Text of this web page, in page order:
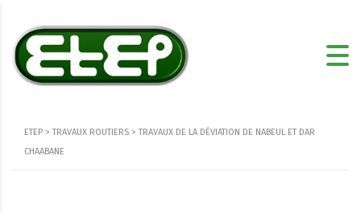
ETEP >TRAVAUX ROUTIERS >TRAVAUX DE LA DÉVIATION DE NABEUL ET DAR
CHAABANE